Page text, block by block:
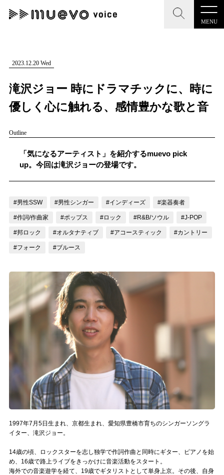
MENU
CLOSE
記事を検索する
人気ワード
#男性SSW #ポップス #女性SSW
CLOSE
"読者の声を形にする”音楽特化メディア
MENU
記事一覧
お問い合わせ
記事リクエスト
muevoクラウドファンディング
muevoコミュニティ
ぶいクラ！by muevo
ぶいコミュ！by muevo
ぶいマガ！ by muevo
Follow us
Official SNS
2023.12.20 Wed
滝沢ジョー 時にドラマチックに、時に
優しく心に触れる、感情豊かな歌と音
Outline
「気になるアーティスト」を紹介するmuevo pick
up。今回は滝沢ジョーの登場です。
#男性SSW #男性シンガー #インディーズ #楽器奏者
#作詞/作曲家 #ポップス #ロック #R&B/ソウル #J-POP
#邦ロック #オルタナティブ #アコースティック #カントリー
#フォーク #ブルース
1997年7月5日生まれ、京都生まれ、愛知県豊橋市育ちのシンガーソングラ
イター、滝沢ジョー。
14歳の頃、ロックスターを志し独学で作詞作曲と同時にギター、ピアノを始
め、16歳で路上ライブをきっかけに音楽活動をスタート。
海外での音楽遊学を経て、19歳でギタリストとして単身上京。その後、自身